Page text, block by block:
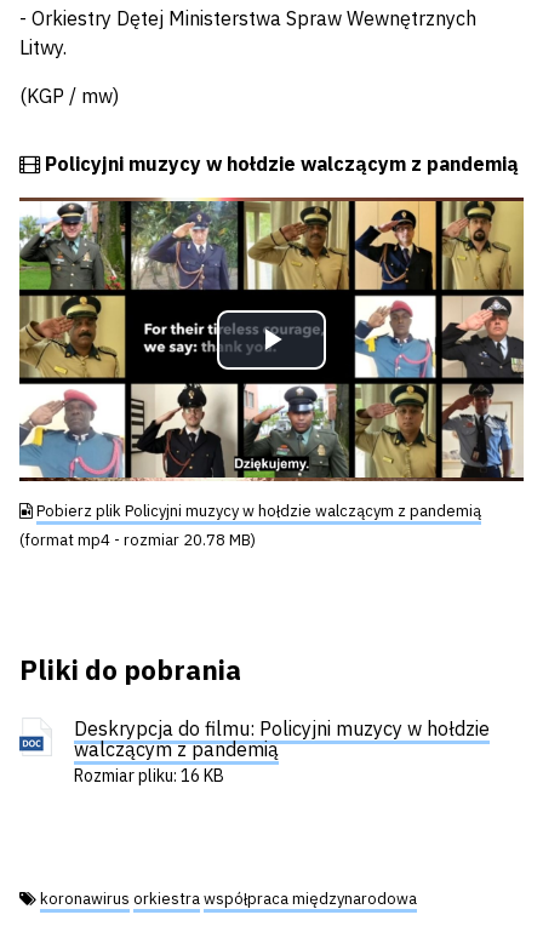
- Orkiestry Dętej Ministerstwa Spraw Wewnętrznych
Litwy.
(KGP / mw)
Film
Policyjni muzycy w hołdzie walczącym z pandemią
Odtwórz
wideo
Pobierz plik Policyjni muzycy w hołdzie walczącym z pandemią
(format mp4 - rozmiar 20.78 MB)
Pliki do pobrania
Deskrypcja do filmu: Policyjni muzycy w hołdzie
walczącym z pandemią
Rozmiar pliku: 16 KB
Tagi:
koronawirus orkiestrawspółpraca międzynarodowa